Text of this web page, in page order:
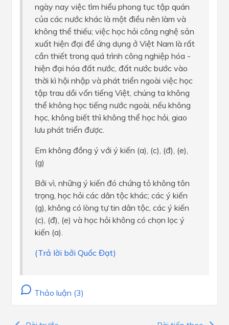
ngày nay việc tìm hiểu phong tục tập quán
của các nước khác là một điều nên làm và
không thể thiếu; việc học hỏi công nghệ sản
xuất hiện đại để ứng dụng ở Việt Nam là rất
cần thiết trong quá trình công nghiệp hóa -
hiện đại hóa đất nước, đất nước bước vào
thời kì hội nhập và phát triển ngoài việc học
tập trau dồi vốn tiếng Việt, chúng ta không
thể không học tiếng nước ngoài, nếu không
học, không biết thì không thể học hỏi, giao
lưu phát triển được.
Em không đồng ý với ý kiến (a), (c), (đ), (e),
(g)
Bởi vì, những ý kiến đó chứng tỏ không tôn
trọng, học hỏi các dân tộc khác; các ý kiến
(g), không có lòng tự tin dân tộc, các ý kiến
(c), (đ), (e) và học hỏi không có chọn lọc ý
kiến (a).
(Trả lời bởi Quốc Đạt)
Thảo luận (3)